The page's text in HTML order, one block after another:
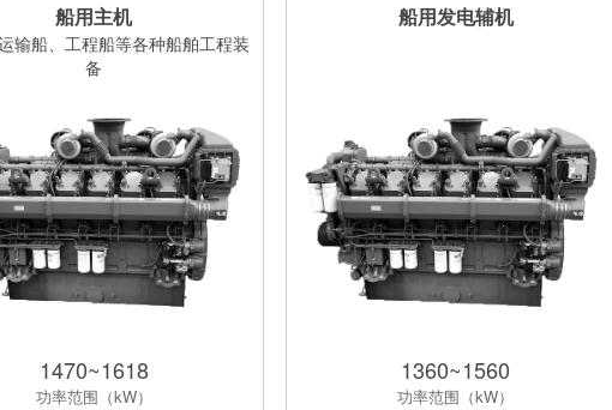
船用主机
输船、工程船等各种船舶工程装
备
1470~1618
功率范围（kW）
船用发电辅机
1360~1560
功率范围（kW）